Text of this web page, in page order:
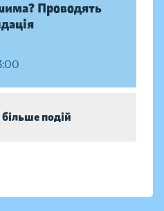
Проводять
подій